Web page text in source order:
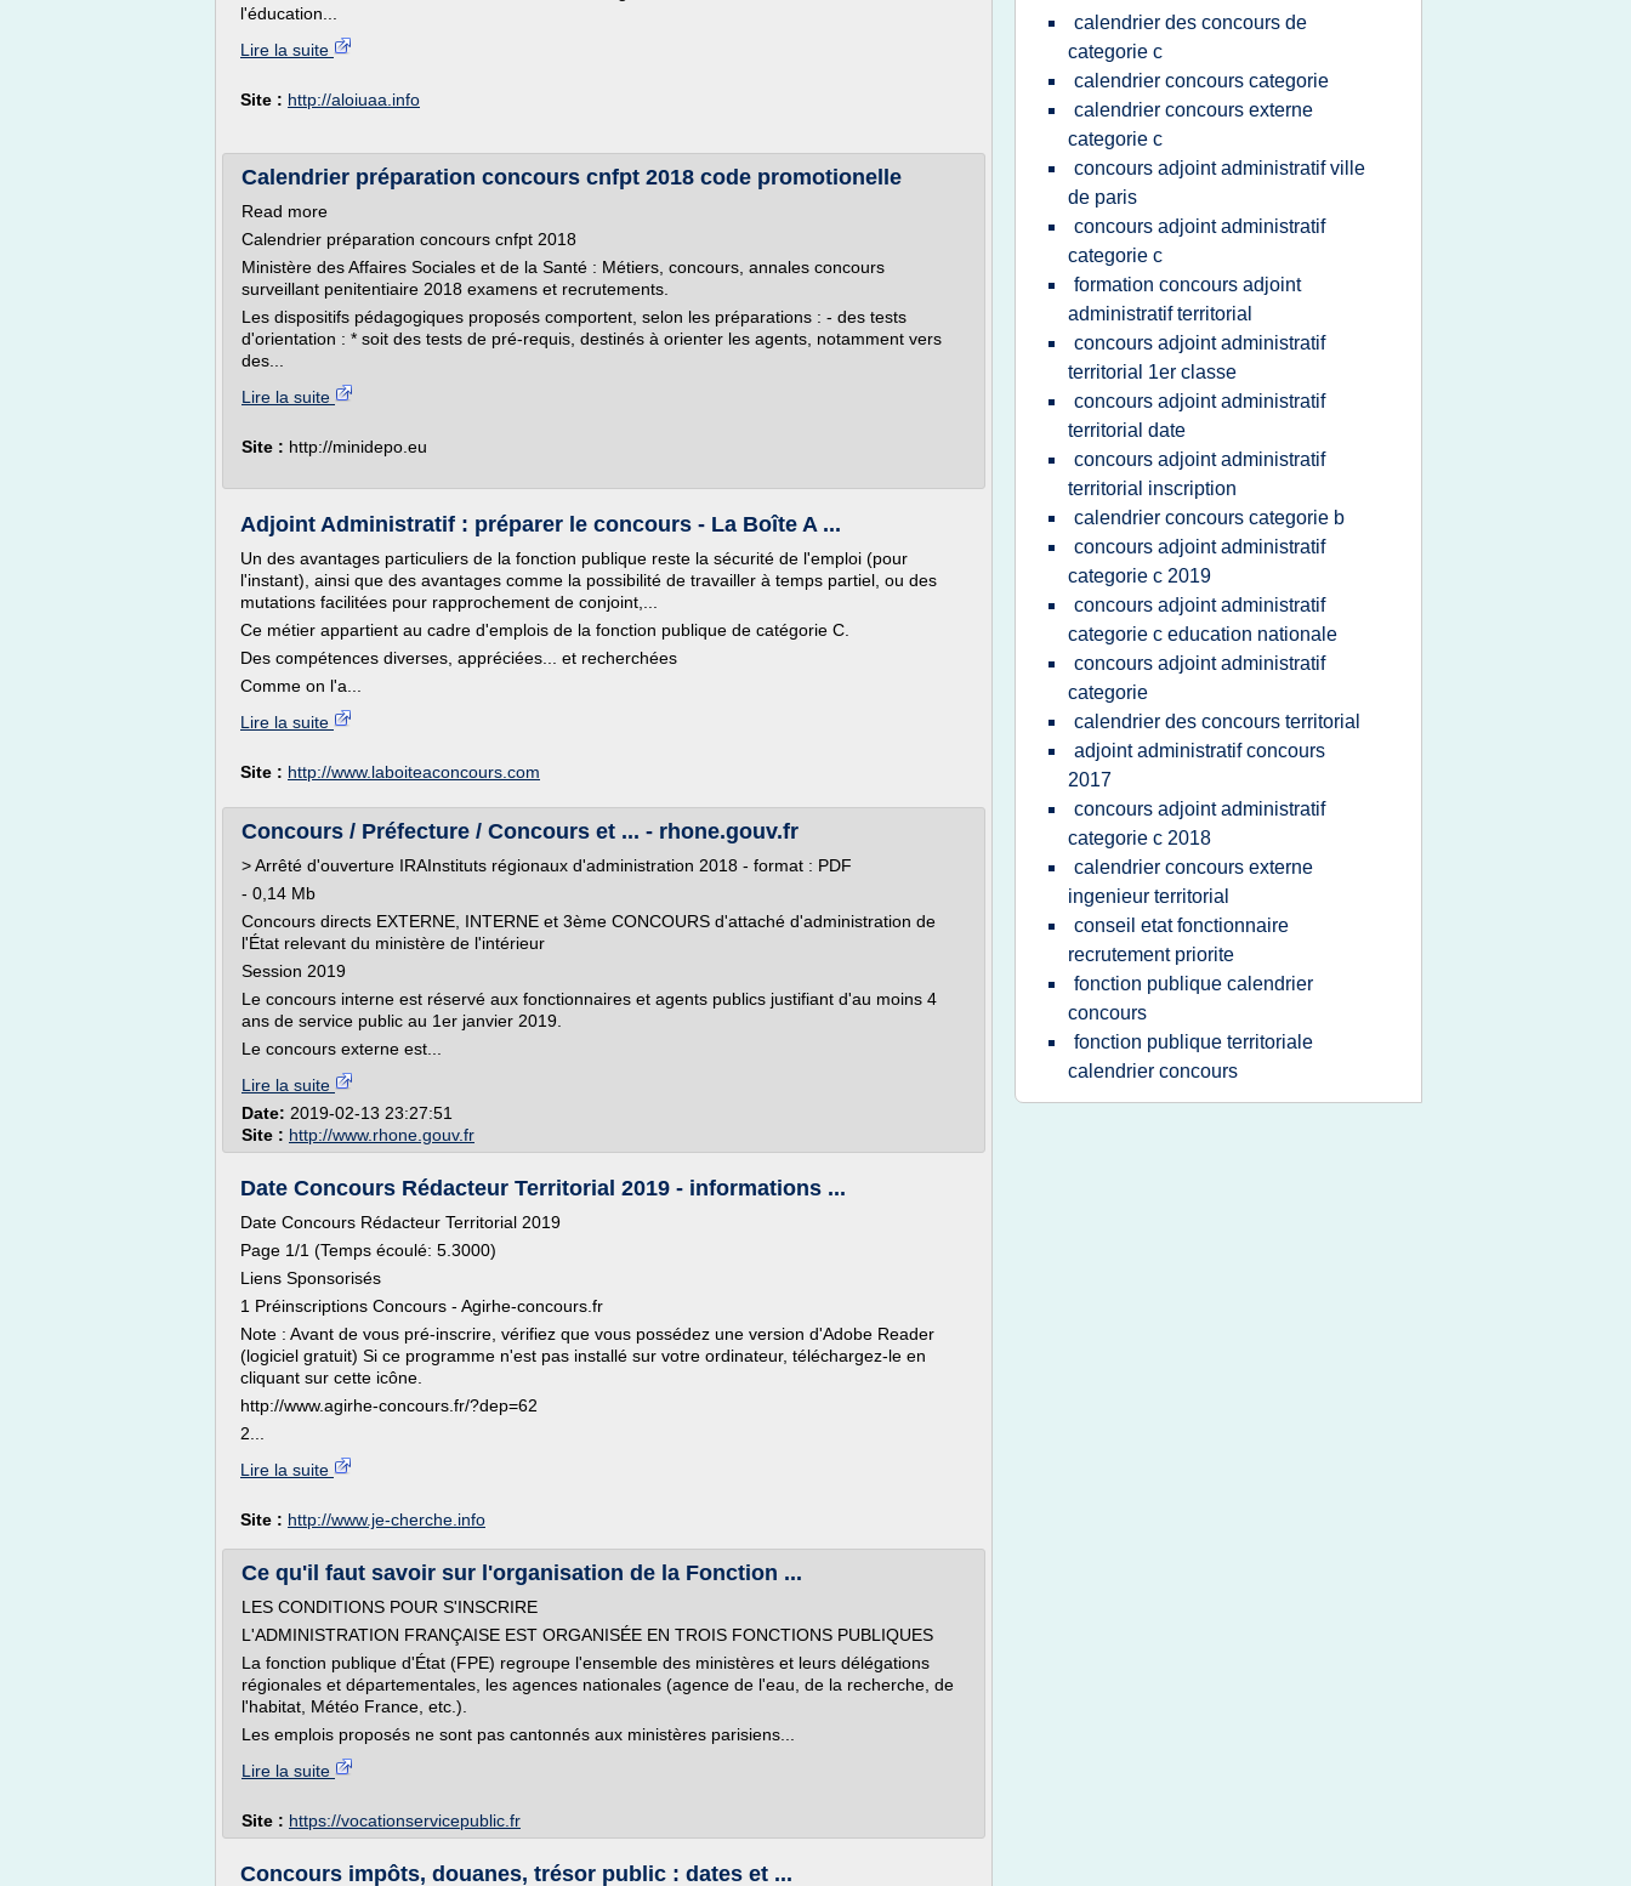
l'éducation...
Lire la suite
Site : http://aloiuaa.info
Calendrier préparation concours cnfpt 2018 code promotionelle
Read more
Calendrier préparation concours cnfpt 2018
Ministère des Affaires Sociales et de la Santé : Métiers, concours, annales concours
surveillant penitentiaire 2018 examens et recrutements.
Les dispositifs pédagogiques proposés comportent, selon les préparations : - des tests
d'orientation : * soit des tests de pré-requis, destinés à orienter les agents, notamment vers
des...
Lire la suite
Site : http://minidepo.eu
Adjoint Administratif : préparer le concours - La Boîte A ...
Un des avantages particuliers de la fonction publique reste la sécurité de l'emploi (pour
l'instant), ainsi que des avantages comme la possibilité de travailler à temps partiel, ou des
mutations facilitées pour rapprochement de conjoint,...
Ce métier appartient au cadre d'emplois de la fonction publique de catégorie C.
Des compétences diverses, appréciées... et recherchées
Comme on l'a...
Lire la suite
Site : http://www.laboiteaconcours.com
Concours / Préfecture / Concours et ... - rhone.gouv.fr
> Arrêté d'ouverture IRAInstituts régionaux d'administration 2018 - format : PDF
- 0,14 Mb
Concours directs EXTERNE, INTERNE et 3ème CONCOURS d'attaché d'administration de
l'État relevant du ministère de l'intérieur
Session 2019
Le concours interne est réservé aux fonctionnaires et agents publics justifiant d'au moins 4
ans de service public au 1er janvier 2019.
Le concours externe est...
Lire la suite
Date: 2019-02-13 23:27:51
Site : http://www.rhone.gouv.fr
Date Concours Rédacteur Territorial 2019 - informations ...
Date Concours Rédacteur Territorial 2019
Page 1/1 (Temps écoulé: 5.3000)
Liens Sponsorisés
1 Préinscriptions Concours - Agirhe-concours.fr
Note : Avant de vous pré-inscrire, vérifiez que vous possédez une version d'Adobe Reader
(logiciel gratuit) Si ce programme n'est pas installé sur votre ordinateur, téléchargez-le en
cliquant sur cette icône.
http://www.agirhe-concours.fr/?dep=62
2...
Lire la suite
Site : http://www.je-cherche.info
Ce qu'il faut savoir sur l'organisation de la Fonction ...
LES CONDITIONS POUR S'INSCRIRE
L'ADMINISTRATION FRANÇAISE EST ORGANISÉE EN TROIS FONCTIONS PUBLIQUES
La fonction publique d'État (FPE) regroupe l'ensemble des ministères et leurs délégations
régionales et départementales, les agences nationales (agence de l'eau, de la recherche, de
l'habitat, Météo France, etc.).
Les emplois proposés ne sont pas cantonnés aux ministères parisiens...
Lire la suite
Site : https://vocationservicepublic.fr
Concours impôts, douanes, trésor public : dates et ...
calendrier des concours de
categorie c
calendrier concours categorie
calendrier concours externe
categorie c
concours adjoint administratif ville
de paris
concours adjoint administratif
categorie c
formation concours adjoint
administratif territorial
concours adjoint administratif
territorial 1er classe
concours adjoint administratif
territorial date
concours adjoint administratif
territorial inscription
calendrier concours categorie b
concours adjoint administratif
categorie c 2019
concours adjoint administratif
categorie c education nationale
concours adjoint administratif
categorie
calendrier des concours territorial
adjoint administratif concours
2017
concours adjoint administratif
categorie c 2018
calendrier concours externe
ingenieur territorial
conseil etat fonctionnaire
recrutement priorite
fonction publique calendrier
concours
fonction publique territoriale
calendrier concours